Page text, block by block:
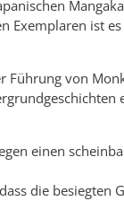
ist
von
einen
die besiegten